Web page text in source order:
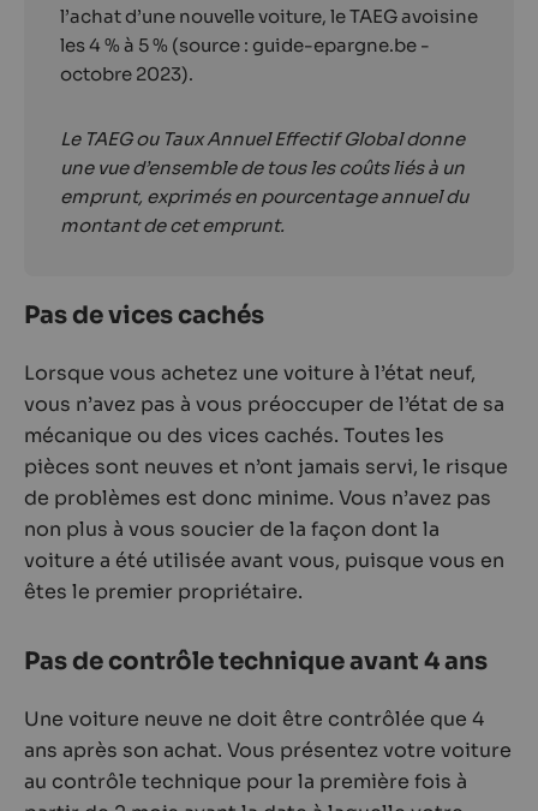
l’achat d’une nouvelle voiture, le TAEG avoisine
les 4 % à 5 % (source : guide-epargne.be -
octobre 2023).
Le TAEG ou Taux Annuel Effectif Global donne
une vue d’ensemble de tous les coûts liés à un
emprunt, exprimés en pourcentage annuel du
montant de cet emprunt.
Pas de vices cachés
Lorsque vous achetez une voiture à l’état neuf,
vous n’avez pas à vous préoccuper de l’état de sa
mécanique ou des vices cachés. Toutes les
pièces sont neuves et n’ont jamais servi, le risque
de problèmes est donc minime. Vous n’avez pas
non plus à vous soucier de la façon dont la
voiture a été utilisée avant vous, puisque vous en
êtes le premier propriétaire.
Pas de contrôle technique avant 4 ans
Une voiture neuve ne doit être contrôlée que 4
ans après son achat. Vous présentez votre voiture
au contrôle technique pour la première fois à